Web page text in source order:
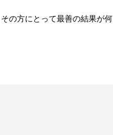
の方にとって最善の結果が何